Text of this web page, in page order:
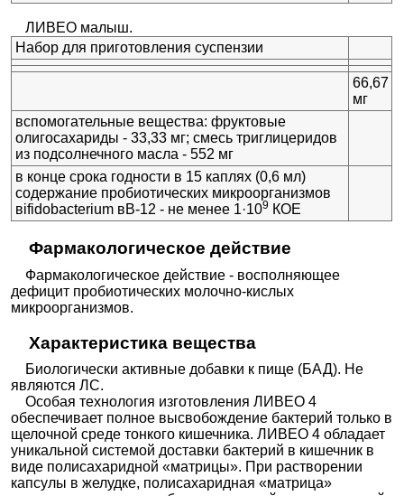
ЛИВЕО малыш.
Набор для приготовления суспензии
66,67
мг
вспомогательные вещества: фруктовые
олигосахариды - 33,33 мг; смесь триглицеридов
из подсолнечного масла - 552 мг
в конце срока годности в 15 каплях (0,6 мл)
содержание пробиотических микроорганизмов
вifidobacterium вB-12 - не менее 1·109КОЕ
Фармакологическое действие
Фармакологическое действие - восполняющее
дефицит пробиотических молочно-кислых
микроорганизмов.
Характеристика вещества
Биологически активные добавки к пище (БАД). Не
являются ЛС.
Особая технология изготовления ЛИВЕО 4
обеспечивает полное высвобождение бактерий только в
щелочной среде тонкого кишечника. ЛИВЕО 4 обладает
уникальной системой доставки бактерий в кишечник в
виде полисахаридной «матрицы». При растворении
капсулы в желудке, полисахаридная «матрица»